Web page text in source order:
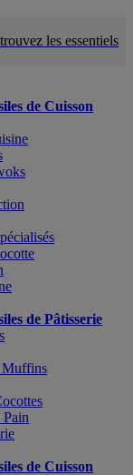
les essentiels
de Cuisson
de Pâtisserie
Muffins
de Cuisson